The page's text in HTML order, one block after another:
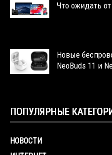
Что ожидать от
Новые
NeoBuds 11 и
ПОПУЛЯРНЫЕ
НОВОСТИ